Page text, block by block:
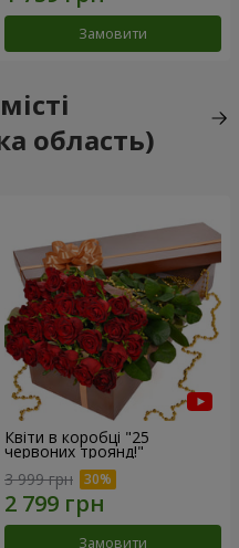
Замовити
область)
Квіти в коробці "25
червоних троянд!"
3 999 грн
Замовити